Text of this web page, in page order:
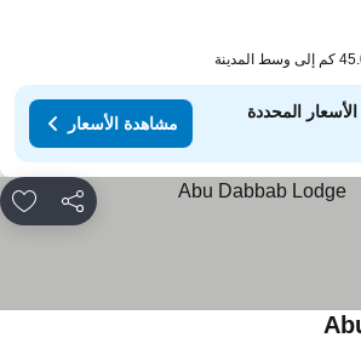
المحددة
مشاهدة الأسعار
مشاركة